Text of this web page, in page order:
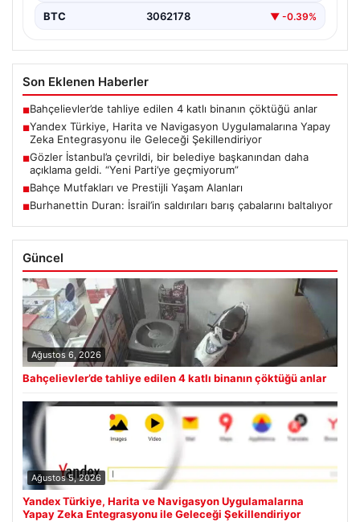
BTC 3062178 ▼ -0.39%
Son Eklenen Haberler
■Bahçelievler’de tahliye edilen 4 katlı binanın çöktüğü anlar
■Yandex Türkiye, Harita ve Navigasyon Uygulamalarına Yapay
Zeka Entegrasyonu ile Geleceği Şekillendiriyor
■Gözler İstanbul’a çevrildi, bir belediye başkanından daha
açıklama geldi. “Yeni Parti’ye geçmiyorum”
■Bahçe Mutfakları ve Prestijli Yaşam Alanları
■Burhanettin Duran: İsrail’in saldırıları barış çabalarını baltalıyor
Güncel
Ağustos 6, 2026
Bahçelievler’de tahliye edilen 4 katlı binanın çöktüğü anlar
Ağustos 5, 2026
Yandex Türkiye, Harita ve Navigasyon Uygulamalarına
Yapay Zeka Entegrasyonu ile Geleceği Şekillendiriyor